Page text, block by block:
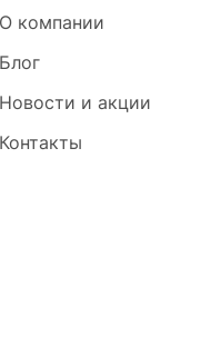
О компании
Блог
Новости и акции
Контакты